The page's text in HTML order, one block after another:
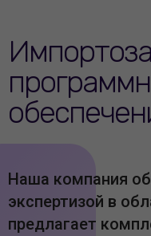
Наша компания
экспертизой в
предлагает